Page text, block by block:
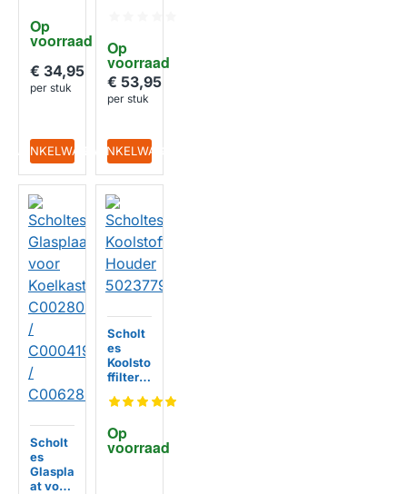
Op
voorraad
C0009
0447
€ 34,95
per stuk
IN WINKELWAGEN
Op
voorraad
3308
€ 53,95
per stuk
IN WINKELWAGEN
Scholt
es
Glaspla
at voor
Op
voorraad
Scholt
es
Koolsto
ffilter
502377